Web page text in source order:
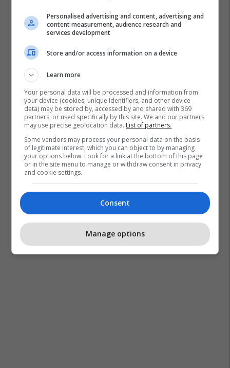
Personalised advertising and content, advertising and
content measurement, audience research and
services development
Store and/or access information on a device
Learn more
Your personal data will be processed and information from
your device (cookies, unique identifiers, and other device
data) may be stored by, accessed by and shared with 369
partners, or used specifically by this site. We and our partners
may use precise geolocation data. List of partners.
Some vendors may process your personal data on the basis
of legitimate interest, which you can object to by managing
your options below. Look for a link at the bottom of this page
or in the site menu to manage or withdraw consent in privacy
and cookie settings.
Consent
Manage options